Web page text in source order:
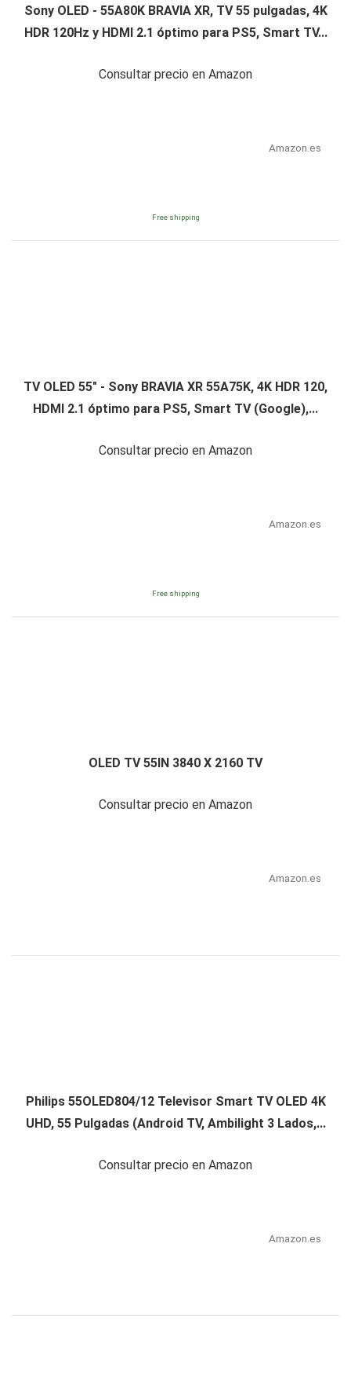
Sony OLED - 55A80K BRAVIA XR, TV 55 pulgadas, 4K
HDR 120Hz y HDMI 2.1 óptimo para PS5, Smart TV...
Consultar precio en Amazon
Amazon.es
Free shipping
TV OLED 55" - Sony BRAVIA XR 55A75K, 4K HDR 120,
HDMI 2.1 óptimo para PS5, Smart TV (Google),...
Consultar precio en Amazon
Amazon.es
Free shipping
OLED TV 55IN 3840 X 2160 TV
Consultar precio en Amazon
Amazon.es
Philips 55OLED804/12 Televisor Smart TV OLED 4K
UHD, 55 Pulgadas (Android TV, Ambilight 3 Lados,...
Consultar precio en Amazon
Amazon.es